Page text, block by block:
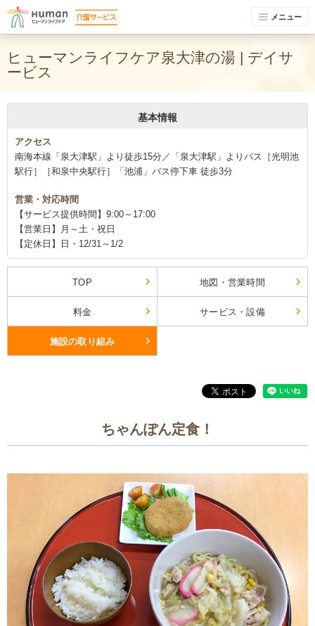
メニュー
ヒューマンライフケア泉大津の湯 | デイサ
ービス
基本情報
アクセス
南海本線「泉大津駅」より徒歩15分／「泉大津駅」よりバス［光明池
駅行］［和泉中央駅行］「池浦」バス停下車 徒歩3分
営業・対応時間
【サービス提供時間】9:00～17:00
【営業日】月～土・祝日
【定休日】日・12/31～1/2
TOP 地図・営業時間
料金 サービス・設備
施設の取り組み
ちゃんぽん定食！